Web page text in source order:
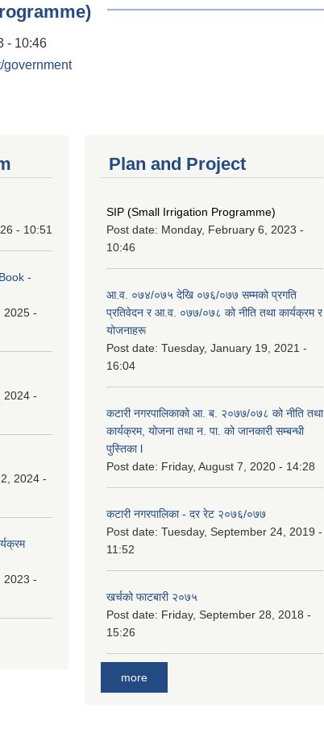
- 10:46
government
- 10:51
-
2025 -
2024 -
2024 -
2023 -
Plan and Project
SIP (Small Irrigation Programme)
Post date: Monday, February 6, 2023 -
10:46
आ.व. ०७४/०७५ देखि ०७६/०७७ सम्मको प्रगति
प्रतिवेदन र आ.व. ०७७/०७८ को नीति तथा कार्यक्रम र
योजनाहरू
Post date: Tuesday, January 19, 2021 -
16:04
कटारी नगरपालिकाको आ. ब. २०७७/०७८ को नीति तथा
कार्यक्रम, योजना तथा न. पा. को जानकारी सम्बन्धी
पुस्तिका l
Post date: Friday, August 7, 2020 - 14:28
कटारी नगरपालिका - दर रेट २०७६/०७७
Post date: Tuesday, September 24, 2019 -
11:52
खर्चको फाटबारी २०७५
Post date: Friday, September 28, 2018 -
15:26
more